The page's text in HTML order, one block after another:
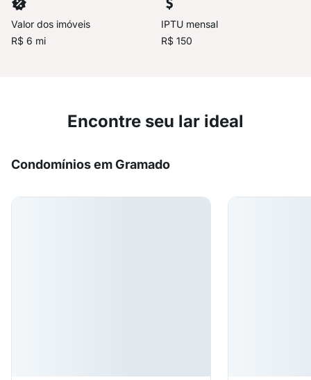
Valor dos imóveis
R$ 6 mi
IPTU mensal
R$ 150
Encontre seu lar ideal
Condomínios em Gramado